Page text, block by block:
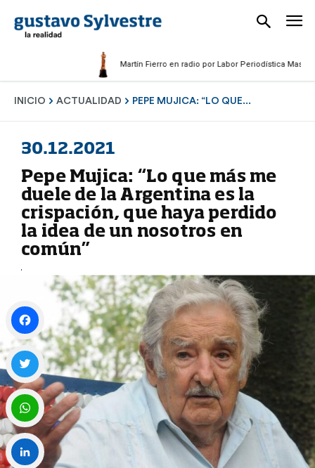
Martín Fierro en radio por Labor Periodística Masculina
INICIO ACTUALIDAD PEPE MUJICA: “LO QUE...
30.12.2021
Pepe Mujica: “Lo que más me
duele de la Argentina es la
crispación, que haya perdido
la idea de un nosotros en
común”
Facebook
Twitter
WhatsApp